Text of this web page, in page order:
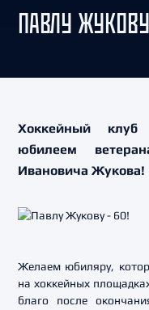
ПАВЛУ
Хоккейный клуб
юбилеем
Ивановича Жукова!
Желаем юбиляру,
на хоккейных
благо после